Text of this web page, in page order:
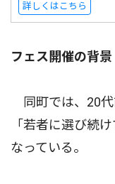
詳しくはこちら
フェス開催の背景
同町では、20代
「若者に選び続
なっている。